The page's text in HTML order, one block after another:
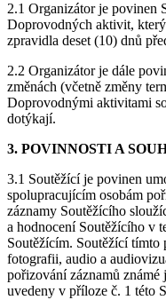
2.1 Organizátor je povinen
Doprovodných aktivit,
zpravidla deset (10) dnů
2.2 Organizátor je dále
změnách (včetně změny
Doprovodnými aktivitami
dotýkají.
3. POVINNOSTI A
3.1 Soutěžící je povinen
spolupracujícím osobám
záznamy Soutěžícího
a hodnocení Soutěžícího v
Soutěžícím. Soutěžící tímto
fotografii, audio a
pořizování záznamů
uvedeny v příloze č. 1 této